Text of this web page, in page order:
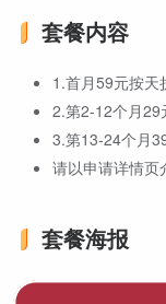
套餐内容
1.首月59元按天
2.第2-12个月29
3.第13-24个月
请以申请详情页
套餐海报